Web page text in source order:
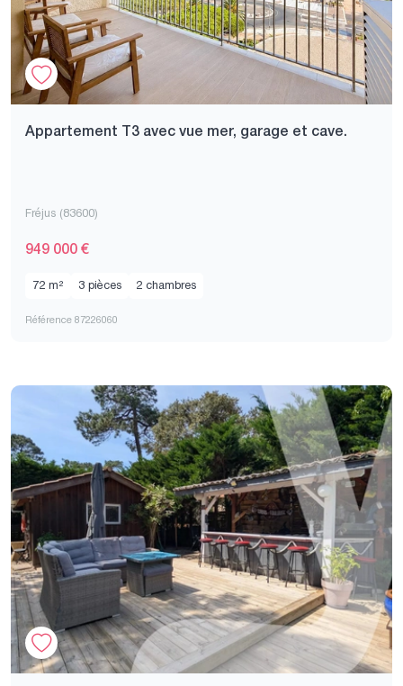
Appartement T3 avec vue mer, garage et cave.
Fréjus (83600)
949 000 €
72 m² 3 pièces 2 chambres
Référence 87226060